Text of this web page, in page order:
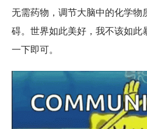
无需药物，调节大脑中的化学物
碍。世界如此美好，我不该如
一下即可。